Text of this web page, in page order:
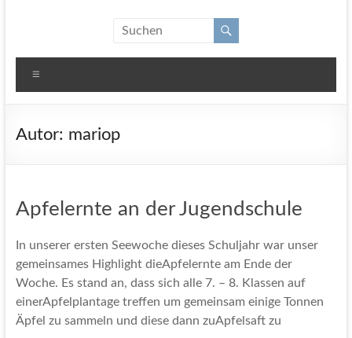
Autor: mariop
Apfelernte an der Jugendschule
In unserer ersten Seewoche dieses Schuljahr war unser
gemeinsames Highlight dieApfelernte am Ende der
Woche. Es stand an, dass sich alle 7. – 8. Klassen auf
einerApfelplantage treffen um gemeinsam einige Tonnen
Äpfel zu sammeln und diese dann zuApfelsaft zu